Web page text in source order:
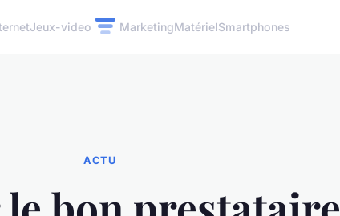
Jeux-video MarketingMatérielSmartphones
ACTU